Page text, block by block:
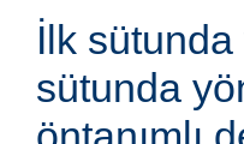
İlk
sütunda